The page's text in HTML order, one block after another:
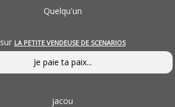
Quelqu'un
sur LA PETITE VENDEUSE DE SCENARIOS
Je paie ta paix...
jacou